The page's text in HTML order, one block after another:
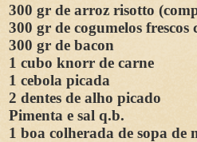
300 gr de arroz risotto
300 gr de cogumelos
300 gr de bacon
1 cubo knorr de carne
1 cebola picada
2 dentes de alho picado
Pimenta e sal q.b.
1 boa colherada de sopa de